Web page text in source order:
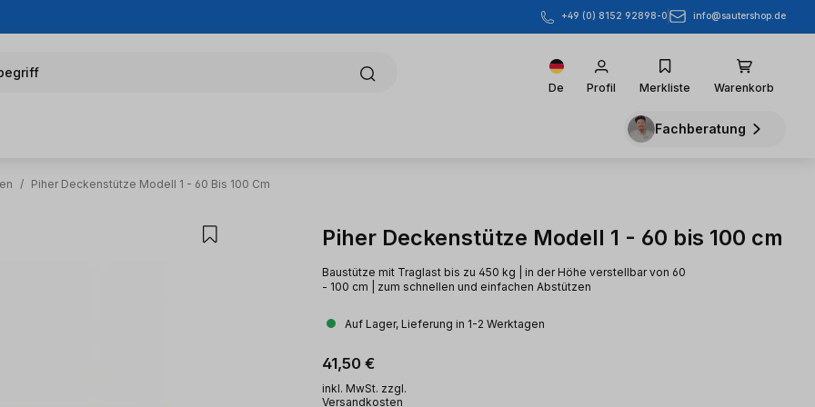
+49 (0) 8152 92898-0 info@sautershop.de
De Profil Merkliste Warenkorb
Fachberatung
/ Piher Deckenstütze Modell 1 - 60 Bis 100 Cm
Piher Deckenstütze Modell 1 - 60 bis 100 cm
Baustütze mit Traglast bis zu 450 kg | in der Höhe verstellbar von 60
- 100 cm | zum schnellen und einfachen Abstützen
Auf Lager, Lieferung in 1-2 Werktagen
Regulärer Preis:
41,50 €
inkl. MwSt. zzgl.
Versandkosten